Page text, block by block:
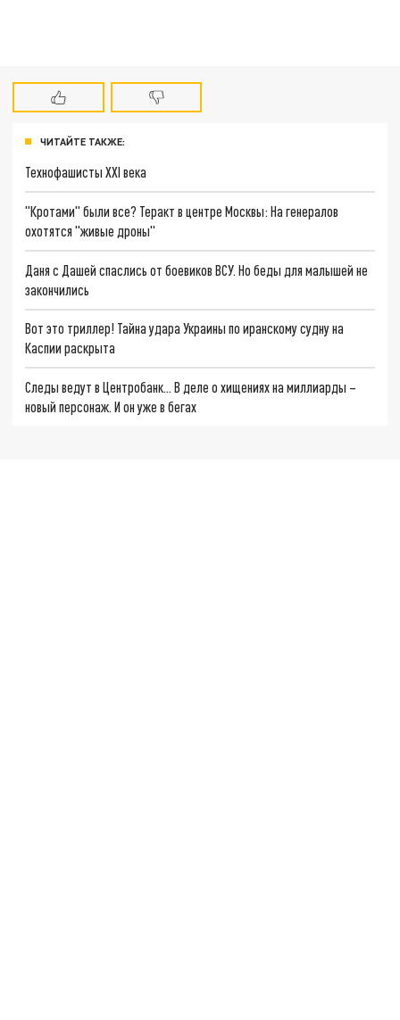
ЧИТАЙТЕ ТАКЖЕ:
Технофашисты XXI века
"Кротами" были все? Теракт в центре Москвы: На генералов
охотятся "живые дроны"
Даня с Дашей спаслись от боевиков ВСУ. Но беды для малышей не
закончились
Вот это триллер! Тайна удара Украины по иранскому судну на
Каспии раскрыта
Следы ведут в Центробанк… В деле о хищениях на миллиарды –
новый персонаж. И он уже в бегах